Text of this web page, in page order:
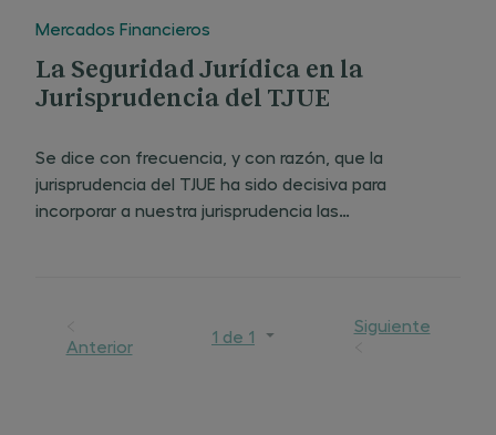
Mercados Financieros
La Seguridad Jurídica en la
Jurisprudencia del TJUE
Se dice con frecuencia, y con razón, que la
jurisprudencia del TJUE ha sido decisiva para
incorporar a nuestra jurisprudencia las
Anterior 1 de 1 Siguiente